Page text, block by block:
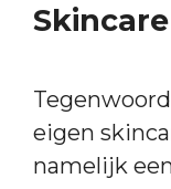
Skincare
eigen
namelijk